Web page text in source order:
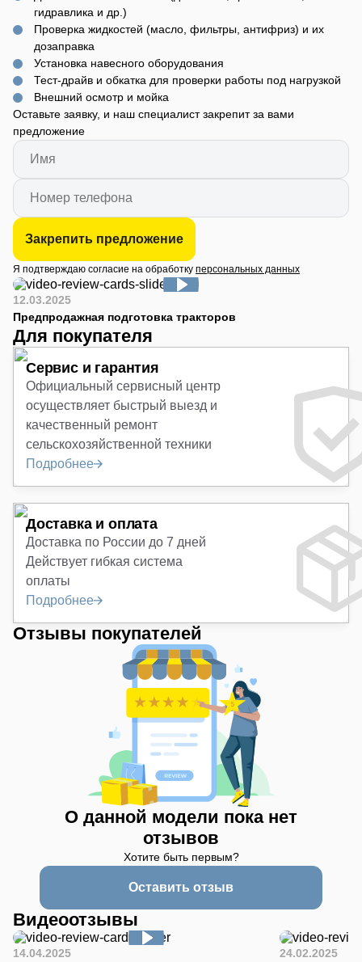
гидравлика и др.)
Проверка жидкостей (масло, фильтры, антифриз) и их
дозаправка
Установка навесного оборудования
Тест-драйв и обкатка для проверки работы под нагрузкой
Внешний осмотр и мойка
Оставьте заявку, и наш специалист закрепит за вами
предложение
Закрепить предложение
Я подтверждаю согласие на обработку персональных данных
12.03.2025
Предпродажная подготовка тракторов
Для покупателя
Сервис и гарантия
Официальный сервисный центр
осуществляет быстрый выезд и
качественный ремонт
сельскохозяйственной техники
Подробнее
Доставка и оплата
Доставка по России до 7 дней
Действует гибкая система
оплаты
Подробнее
Отзывы покупателей
О данной модели пока нет
отзывов
Хотите быть первым?
Оставить отзыв
Видеоотзывы
14.04.2025
24.02.2025